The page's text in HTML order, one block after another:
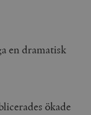
en dramatisk
ökade